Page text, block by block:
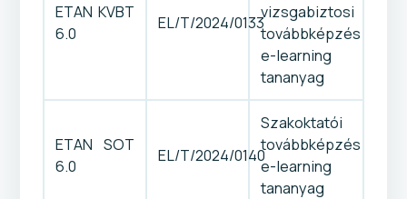
ETAN KVBT
6.0
EL/T/2024/0133
vizsgabiztosi
továbbképzés
e-learning
tananyag
ETAN SOT
6.0
EL/T/2024/0140
Szakoktatói
továbbképzés
e-learning
tananyag